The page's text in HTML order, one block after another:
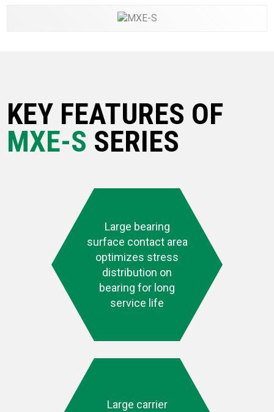
KEY FEATURES OF
MXE-S SERIES
Large bearing
surface contact area
optimizes stress
distribution on
bearing for long
service life
Large carrier